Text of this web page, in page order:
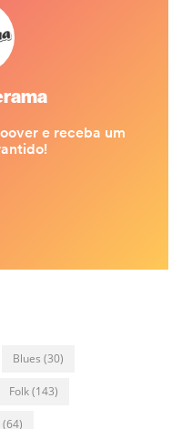
Blues (30)
Folk(143)
(64)